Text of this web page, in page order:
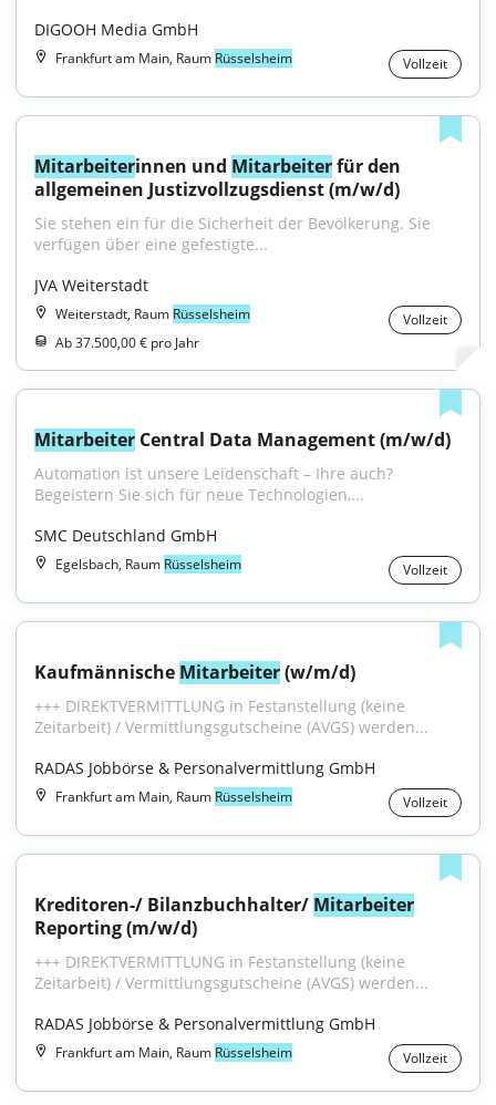
DIGOOH Media GmbH
Frankfurt am Main, Raum Rüsselsheim Vollzeit
Mitarbeiterinnen und Mitarbeiter für den
allgemeinen Justizvollzugsdienst (m/w/d)
Sie stehen ein für die Sicherheit der Bevölkerung. Sie
verfügen über eine gefestigte...
JVA Weiterstadt
Weiterstadt, Raum Rüsselsheim
Vollzeit
Ab 37.500,00 € pro Jahr
Mitarbeiter Central Data Management (m/w/d)
Automation ist unsere Leidenschaft – Ihre auch?
Begeistern Sie sich für neue Technologien,...
SMC Deutschland GmbH
Egelsbach, Raum Rüsselsheim Vollzeit
Kaufmännische Mitarbeiter (w/m/d)
+++ DIREKTVERMITTLUNG in Festanstellung (keine
Zeitarbeit) / Vermittlungsgutscheine (AVGS) werden...
RADAS Jobbörse & Personalvermittlung GmbH
Frankfurt am Main, Raum Rüsselsheim Vollzeit
Kreditoren-/ Bilanzbuchhalter/ Mitarbeiter
Reporting (m/w/d)
+++ DIREKTVERMITTLUNG in Festanstellung (keine
Zeitarbeit) / Vermittlungsgutscheine (AVGS) werden...
RADAS Jobbörse & Personalvermittlung GmbH
Frankfurt am Main, Raum Rüsselsheim Vollzeit